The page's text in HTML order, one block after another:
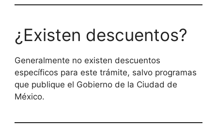
¿Existen descuentos?
Generalmente no existen descuentos
específicos para este trámite, salvo programas
que publique el Gobierno de la Ciudad de
México.